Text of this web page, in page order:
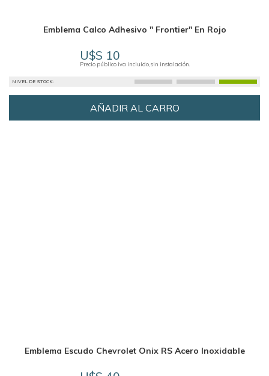
Emblema Calco Adhesivo " Frontier" En Rojo
U$S 10
Precio público iva incluido, sin instalación.
NIVEL DE STOCK:
AÑADIR AL CARRO
Emblema Escudo Chevrolet Onix RS Acero Inoxidable